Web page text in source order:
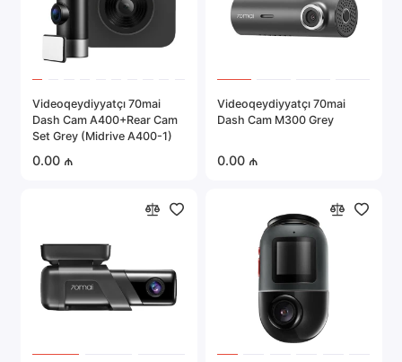
Videoqeydiyyatçı 70mai
Dash Cam A400+Rear Cam
Set Grey (Midrive A400-1)
0.00 ₼
Videoqeydiyyatçı 70mai
Dash Cam M300 Grey
0.00 ₼